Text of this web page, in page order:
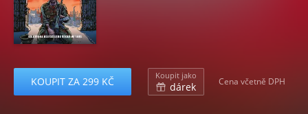
KOUPIT ZA 299 KČ Koupit jako
dárek Cena včetně DPH